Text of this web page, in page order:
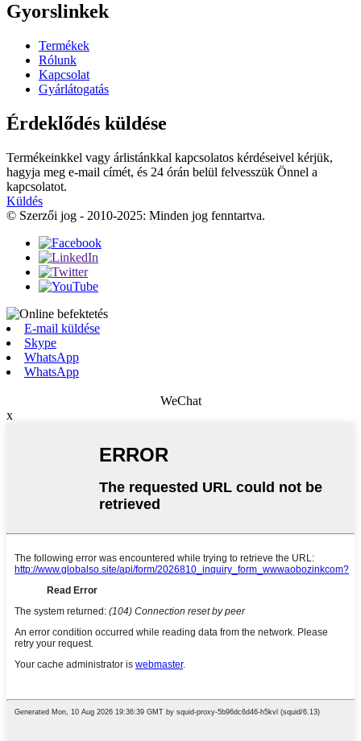
Gyorslinkek
Termékek
Rólunk
Kapcsolat
Gyárlátogatás
Érdeklődés küldése
Termékeinkkel vagy árlistánkkal kapcsolatos kérdéseivel kérjük,
hagyja meg e-mail címét, és 24 órán belül felvesszük Önnel a
kapcsolatot.
Küldés
© Szerzői jog - 2010-2025: Minden jog fenntartva.
E-mail küldése
Skype
WhatsApp
WhatsApp
WeChat
x